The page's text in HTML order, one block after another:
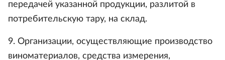
передачей указанной продукции, разлитой в
потребительскую тару, на склад.
9. Организации, осуществляющие производство
виноматериалов, средства измерения,